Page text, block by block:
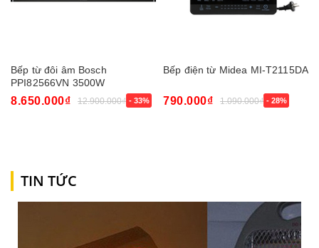
Bếp từ đôi âm Bosch
PPI82566VN 3500W
8.650.000₫ 12.900.000₫ - 33%
Bếp điện từ Midea MI-T2115DA
790.000₫ 1.090.000₫ - 28%
TIN TỨC